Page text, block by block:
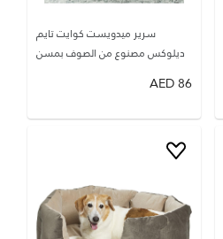
سرير ميدويست كوايت تايم
ديلوكس مصنوع من الصوف بمسن
86
AED